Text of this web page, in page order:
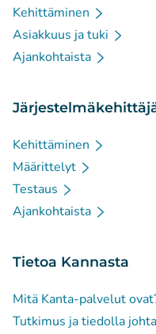
Kehittäminen
Asiakkuus ja tuki
Ajankohtaista
Kehittäminen
Määrittelyt
Testaus
Ajankohtaista
Tietoa Kannasta
Mitä Kanta-palvelut
Tutkimus ja tiedolla